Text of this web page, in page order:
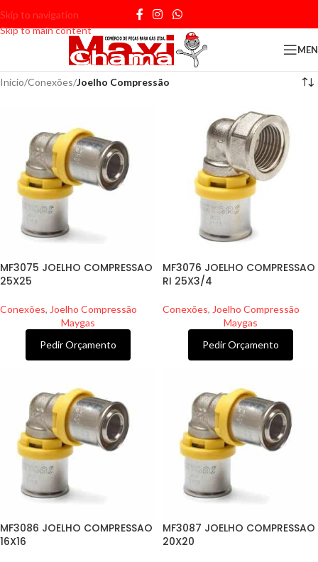
Skip to navigation
Skip to main content
Início/Conexões/Joelho Compressão
MF3075 JOELHO COMPRESSAO
25X25
Conexões, Joelho Compressão
Maygas
Pedir Orçamento
MF3076 JOELHO COMPRESSAO
RI 25X3/4
Conexões, Joelho Compressão
Maygas
Pedir Orçamento
MF3086 JOELHO COMPRESSAO
16X16
MF3087 JOELHO COMPRESSAO
20X20